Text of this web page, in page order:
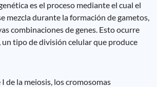
es el proceso mediante el cual el
mezcla durante la formación de gametos,
combinaciones de genes. Esto ocurre
tipo de división celular que produce
de la meiosis, los cromosomas